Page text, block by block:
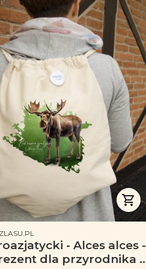
- Alces alces -
dla przyrodnika -